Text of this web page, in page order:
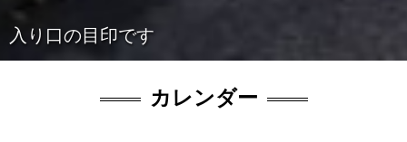
入り口の目印です
カレンダー